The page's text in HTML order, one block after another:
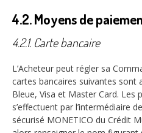
4.2. Moyens de
4.2.1. Carte bancaire
L’Acheteur peut régler sa
cartes bancaires suivantes sont
Bleue, Visa et Master Card. Les
s’effectuent par l’intermédiaire
sécurisé MONETICO du Crédit